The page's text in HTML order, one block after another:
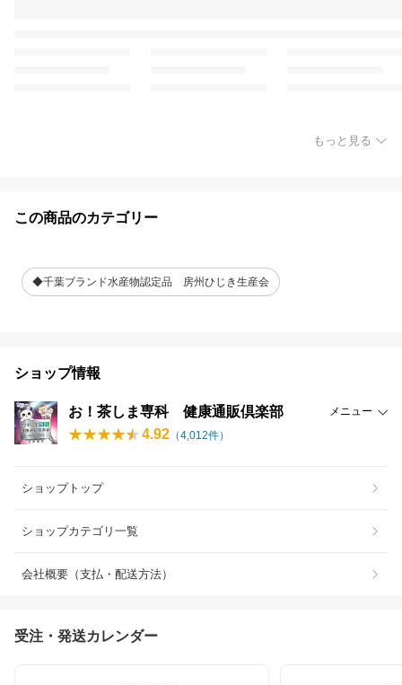
もっと見る
この商品のカテゴリー
◆千葉ブランド水産物認定品 房州ひじき生産会
ショップ情報
お！茶しま専科 健康通販倶楽部 メニュー
4.92 （4,012件）
ショップトップ
ショップカテゴリ一覧
会社概要（支払・配送方法）
受注・発送カレンダー